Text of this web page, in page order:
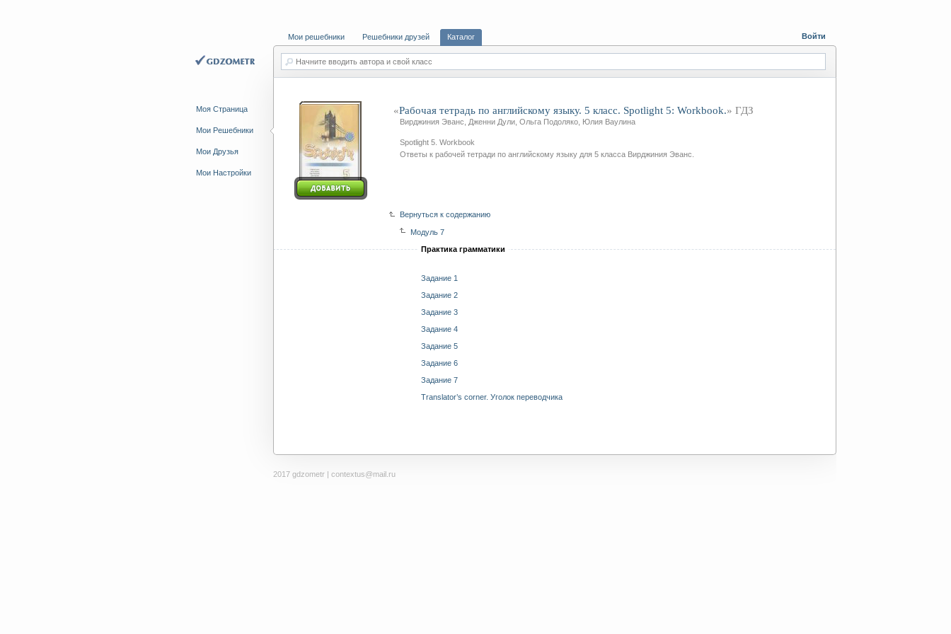
Моя Страница
Мои Решебники
Мои Друзья
Мои Настройки
Мои решебники Решебники друзей Каталог Войти
Начните вводить автора и свой класс
«Рабочая тетрадь по английскому языку. 5 класс. Spotlight 5: Workbook.» ГДЗ
Вирджиния Эванс, Дженни Дули, Ольга Подоляко, Юлия Ваулина
Spotlight 5. Workbook
Ответы к рабочей тетради по английскому языку для 5 класса Вирджиния Эванс.
Вернуться к содержанию
Модуль 7
Практика грамматики
Задание 1
Задание 2
Задание 3
Задание 4
Задание 5
Задание 6
Задание 7
Translator’s corner. Уголок переводчика
2017 gdzometr | contextus@mail.ru